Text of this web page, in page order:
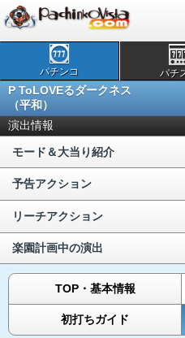
パチンコ パチ
P ToLOVEるダークネス
（平和）
演出情報
モード＆大当り紹介
予告アクション
リーチアクション
楽園計画中の演出
TOP・基本情報
初打ちガイド